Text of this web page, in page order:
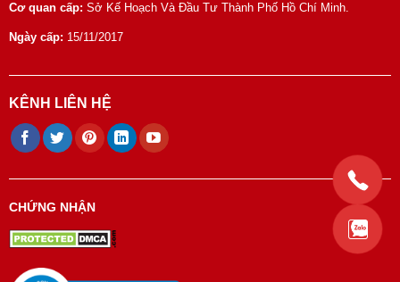
Cơ quan cấp: Sở Kế Hoạch Và Đầu Tư Thành Phố Hồ Chí Minh.
Ngày cấp: 15/11/2017
KÊNH LIÊN HỆ
CHỨNG NHẬN